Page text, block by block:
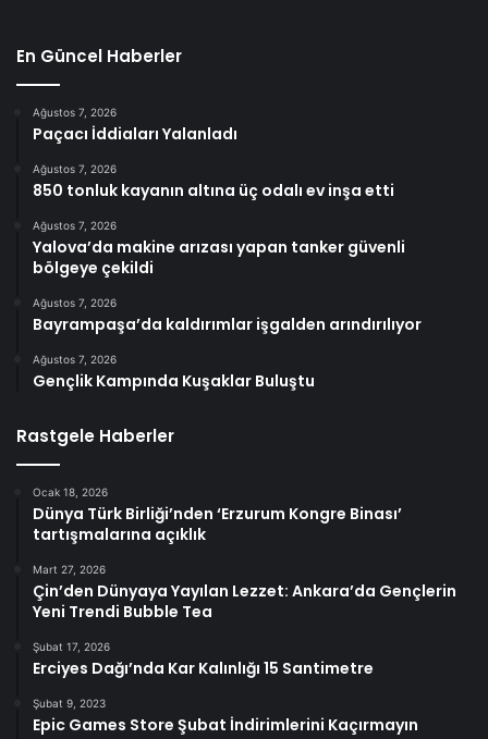
En Güncel Haberler
Ağustos 7, 2026
Paçacı İddiaları Yalanladı
Ağustos 7, 2026
850 tonluk kayanın altına üç odalı ev inşa etti
Ağustos 7, 2026
Yalova’da makine arızası yapan tanker güvenli
bölgeye çekildi
Ağustos 7, 2026
Bayrampaşa’da kaldırımlar işgalden arındırılıyor
Ağustos 7, 2026
Gençlik Kampında Kuşaklar Buluştu
Rastgele Haberler
Ocak 18, 2026
Dünya Türk Birliği’nden ‘Erzurum Kongre Binası’
tartışmalarına açıklık
Mart 27, 2026
Çin’den Dünyaya Yayılan Lezzet: Ankara’da Gençlerin
Yeni Trendi Bubble Tea
Şubat 17, 2026
Erciyes Dağı’nda Kar Kalınlığı 15 Santimetre
Şubat 9, 2023
Epic Games Store Şubat İndirimlerini Kaçırmayın